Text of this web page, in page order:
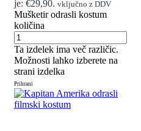
je: €29,90. vključno z DDV
Mušketir odrasli kostum
količina
Ta izdelek ima več različic.
Možnosti lahko izberete na
strani izdelka
Prihrani